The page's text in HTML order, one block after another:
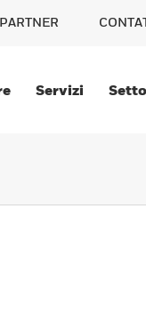
PARTNER
Servizi